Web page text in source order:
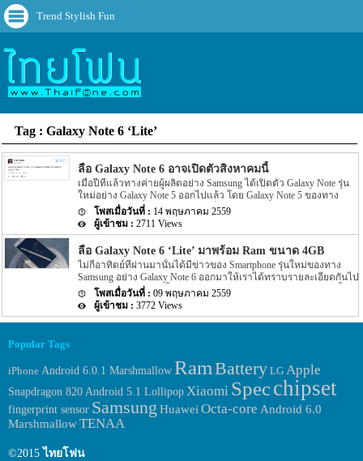
Trend Stylish Fun
Tag : Galaxy Note 6 ‘Lite’
ลือ Galaxy Note 6 อาจเปิดตัวสิงหาคมนี้
เมื่อปีที่แล้วทางค่ายผู้ผลิตอย่าง Samsung ได้เปิดตัว Galaxy Note รุ่น
ใหม่อย่าง Galaxy Note 5 ออกไปแล้ว โดย Galaxy Note 5 ของทาง
Samsung ถือว่าได้รับความสนใจเป็นอย่างมาก เพราะมี Feature ต่างๆ
มากมาย แต่ล่าสุดนั้นกลับมีรายละเอียดของ Galaxy Note รุ่นใหม่ของ
ทาง Samsung ถูกเปิดเผยออกมาอีกครั้ง สำหรับรายละเอียดของ
Galaxy Note ของทาง Samsung ที่ถูกเปิดเผยออกมานี้นั้นได้ระบุว่าทาง
Samsung นั้นอาจจะเปิดตัว Galaxy Note อย่าง Galaxy Note 6 ออกมา
ประมาณเดือนสิงหาคมที่จะถึงนี้เอง โดยข่าวดังกล่าวนี้นั้นถือว่าเป็น
ข่าวที่น่าอาจจะเชื่อถือได้เพราะรายละเอียดดังกล่าวนี้ถูกเปิดเผยโดย
leakster ที่เปิดเผยข่าวหลุดออกมาบ่อยครั้งอย่าง @evleaks นั้นเอง โดย
ทาง @evleaks ได้โพสข้อความดังกล่าวผ่านทาง Social อย่าง Twitter
โดยรายละเอียดได้ระบุว่าทาง Samsung […]
14 พฤษภาคม 2559
2711 Views
ลือ Galaxy Note 6 ‘Lite’ มาพร้อม Ram ขนาด 4GB
ไม่กี่อาทิตย์ที่ผ่านมานั้นได้มีข่าวของ Smartphone รุ่นใหม่ของทาง
Samsung อย่าง Galaxy Note 6 ออกมาให้เราได้ทราบรายละเอียดกันไป
แล้ว โดยข่าวในตอนนั้นได้ระบุว่าทางค่ายผู้ผลิตอย่าง Samsung นั้น
กำลังทดสอบตัวเครื่องของ Galaxy Note 6 ที่เป็นแบบ prototypes อยู่นั้น
เอง โดยมี 2 รุ่นอย่าง รุ่นแรกที่มีหน้าจอเป็นแบบ curved screen และอีก
รุ่นที่มีหน้าจอเป็นแบบ flat display อีกทั้งยังมีข่าวออกมาอีกด้วยว่าทาง
Note 6 รุ่นเล็กออกมาให้เราได้ทราบรายละเอียดกันอีกครั้ง สำหรับราย
ละเอียดที่ถูกเปิดเผยออกมานี้นั้นได้มีข่าวว่าทาง Samsung นั้นกำลังที่
จะพัฒนารุ่นเล็กของ Galaxy Note 6 ออกมาอีกนั้นเอง โดยชื่อรุ่นนี้จะ
มีชื่อว่า Galaxy Note 6 ‘Lite’ นั้นเอง แต่ข่าวที่ถูกเปิดเผยออกมานี้้นั้นยัง
ไม่มีข่าวใดๆ ยืนยันโดยตรงจากทาง Samsung […]
09 พฤษภาคม 2559
3772 Views
Popular Tags
iPhone Android 6.0.1 MarshmallowRamBattery LG Apple
Snapdragon 820 Android 5.1 Lollipop Xiaomi Specchipset
fingerprint sensor Samsung HuaweiOcta-core Android 6.0
MarshmallowTENAA
©2015 ไทยโฟน